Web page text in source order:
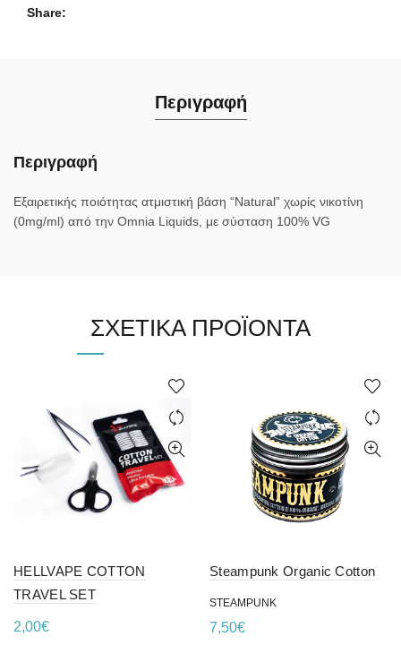
Share
Περιγραφή
Περιγραφή
Εξαιρετικής ποιότητας ατμιστική βάση “Natural” χωρίς νικοτίνη
(0mg/ml) από την Omnia Liquids, με σύσταση 100% VG
ΣΧΕΤΙΚΆ ΠΡΟΪΌΝΤΑ
HELLVAPE COTTON
TRAVEL SET
2,00€
Steampunk Organic Cotton
STEAMPUNK
7,50€